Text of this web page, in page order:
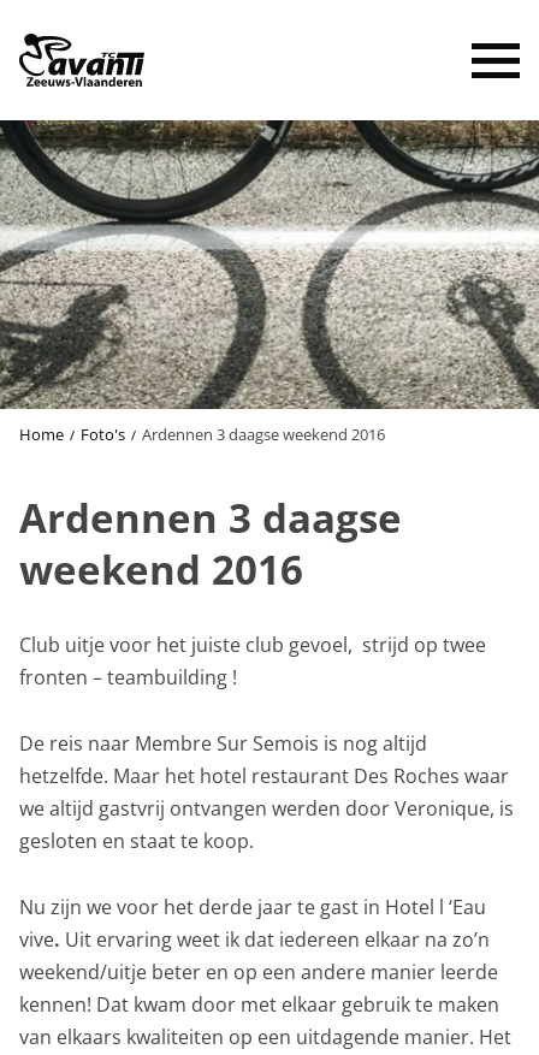
Home Foto's Ardennen 3 daagse weekend 2016
Ardennen 3 daagse
weekend 2016
Club uitje voor het juiste club gevoel, strijd op twee
fronten – teambuilding !
De reis naar Membre Sur Semois is nog altijd
hetzelfde. Maar het hotel restaurant Des Roches waar
we altijd gastvrij ontvangen werden door Veronique, is
gesloten en staat te koop.
Nu zijn we voor het derde jaar te gast in Hotel l ‘Eau
vive. Uit ervaring weet ik dat iedereen elkaar na zo’n
weekend/uitje beter en op een andere manier leerde
kennen! Dat kwam door met elkaar gebruik te maken
van elkaars kwaliteiten op een uitdagende manier. Het